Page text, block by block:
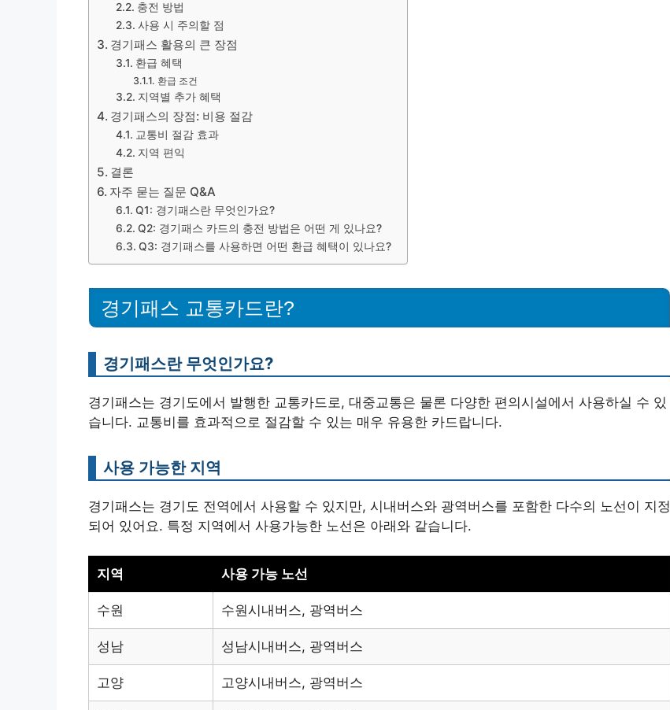
충전 방법
사용 시 주의할 점
경기패스 활용의 큰 장점
환급 혜택
환급 조건
지역별 추가 혜택
경기패스의 장점: 비용 절감
교통비 절감 효과
지역 편익
결론
자주 묻는 질문 Q&A
Q1: 경기패스란 무엇인가요?
Q2: 경기패스 카드의 충전 방법은 어떤 게 있나요?
Q3: 경기패스를 사용하면 어떤 환급 혜택이 있나요?
경기패스 교통카드란?
경기패스란 무엇인가요?
경기패스는 경기도에서 발행한 교통카드로, 대중교통은 물론 다양한 편의시설에서 사용하실 수 있
습니다. 교통비를 효과적으로 절감할 수 있는 매우 유용한 카드랍니다.
사용 가능한 지역
경기패스는 경기도 전역에서 사용할 수 있지만, 시내버스와 광역버스를 포함한 다수의 노선이 지정
되어 있어요. 특정 지역에서 사용가능한 노선은 아래와 같습니다.
지역 사용 가능 노선
수원 수원시내버스, 광역버스
성남 성남시내버스, 광역버스
고양 고양시내버스, 광역버스